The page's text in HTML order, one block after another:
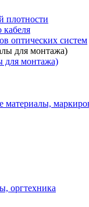
плотности
кабеля
оптических систем
для монтажа)
материалы,
оргтехника